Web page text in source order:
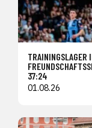
TRAININGSLAGER
37:24
01.08.26